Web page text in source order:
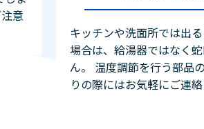
意
キッチンや洗面所では出
場合は、給湯器ではなく
ん。 温度調節を行う部品
りの際にはお気軽にご連